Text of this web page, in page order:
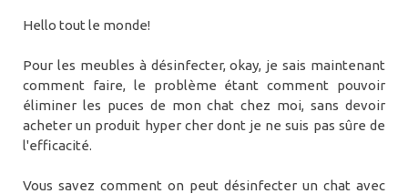
Hello tout le monde!
Pour les meubles à désinfecter, okay, je sais maintenant
comment faire, le problème étant comment pouvoir
éliminer les puces de mon chat chez moi, sans devoir
acheter un produit hyper cher dont je ne suis pas sûre de
l'efficacité.
Vous savez comment on peut désinfecter un chat avec